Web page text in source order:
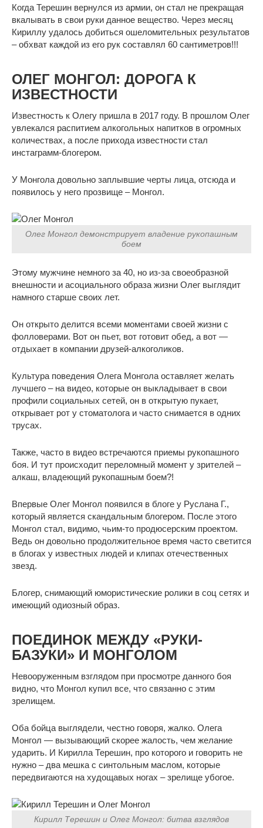
Когда Терешин вернулся из армии, он стал не прекращая
вкалывать в свои руки данное вещество. Через месяц
Кириллу удалось добиться ошеломительных результатов
– обхват каждой из его рук составлял 60 сантиметров!!!
ОЛЕГ МОНГОЛ: ДОРОГА К
ИЗВЕСТНОСТИ
Известность к Олегу пришла в 2017 году. В прошлом Олег
увлекался распитием алкогольных напитков в огромных
количествах, а после прихода известности стал
инстаграмм-блогером.
У Монгола довольно заплывшие черты лица, отсюда и
появилось у него прозвище – Монгол.
Олег Монгол демонстрирует владение рукопашным
боем
Этому мужчине немного за 40, но из-за своеобразной
внешности и асоциального образа жизни Олег выглядит
намного старше своих лет.
Он открыто делится всеми моментами своей жизни с
фолловерами. Вот он пьет, вот готовит обед, а вот —
отдыхает в компании друзей-алкоголиков.
Культура поведения Олега Монгола оставляет желать
лучшего – на видео, которые он выкладывает в свои
профили социальных сетей, он в открытую пукает,
открывает рот у стоматолога и часто снимается в одних
трусах.
Также, часто в видео встречаются приемы рукопашного
боя. И тут происходит переломный момент у зрителей –
алкаш, владеющий рукопашным боем?!
Впервые Олег Монгол появился в блоге у Руслана Г.,
который является скандальным блогером. После этого
Монгол стал, видимо, чьим-то продюсерским проектом.
Ведь он довольно продолжительное время часто светится
в блогах у известных людей и клипах отечественных
звезд.
Блогер, снимающий юмористические ролики в соц сетях и
имеющий одиозный образ.
ПОЕДИНОК МЕЖДУ «РУКИ-
БАЗУКИ» И МОНГОЛОМ
Невооруженным взглядом при просмотре данного боя
видно, что Монгол купил все, что связанно с этим
зрелищем.
Оба бойца выглядели, честно говоря, жалко. Олега
Монгол — вызывающий скорее жалость, чем желание
ударить. И Кирилла Терешин, про которого и говорить не
нужно – два мешка с синтольным маслом, которые
передвигаются на худощавых ногах – зрелище убогое.
Кирилл Терешин и Олег Монгол: битва взглядов